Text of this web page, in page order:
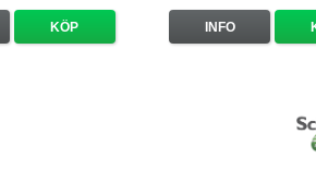
KÖP INFO